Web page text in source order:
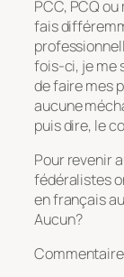
PCC, PCQ
fais
fois-ci, je me
de faire mes
aucune
puis dire, le
Pour revenir
fédéralistes
en français
Aucun?